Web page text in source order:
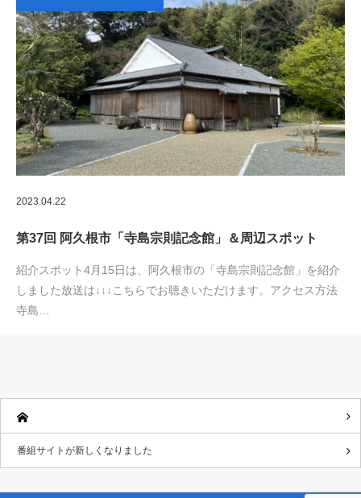
2023.04.22
第37回 阿久根市「寺島宗則記念館」＆周辺スポット
紹介スポット4月15日は、阿久根市の「寺島宗則記念館」を紹介
しました放送は↓↓↓こちらでお聴きいただけます。アクセス方法
寺島…
番組サイトが新しくなりました